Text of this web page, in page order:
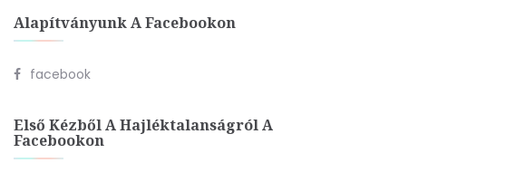
Alapítványunk A Facebookon
facebook
Első Kézből A Hajléktalanságról A
Facebookon